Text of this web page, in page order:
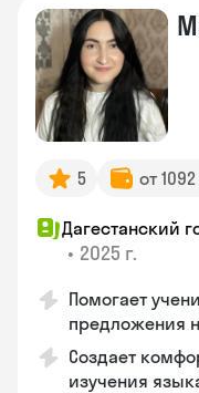
5 от
Дагестанский
• 2025 г.
Помогает
предложения
Создает
изучения